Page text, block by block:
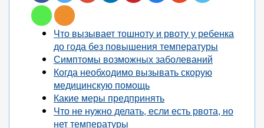
Что вызывает тошноту и рвоту у ребенка
до года без повышения температуры
Симптомы возможных заболеваний
Когда необходимо вызывать скорую
медицинскую помощь
Какие меры предпринять
Что не нужно делать, если есть рвота, но
нет температуры